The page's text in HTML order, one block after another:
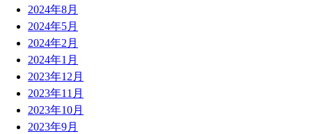
2024年8月
2024年5月
2024年2月
2024年1月
2023年12月
2023年11月
2023年10月
2023年9月